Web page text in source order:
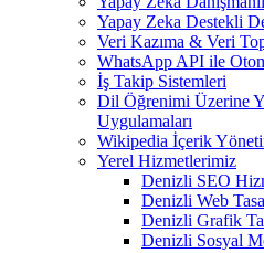
Yapay Zeka Destekli
Veri Kazıma & Veri
WhatsApp API ile
İş Takip Sistemleri
Dil Öğrenimi Üzerine
Uygulamaları
Wikipedia İçerik
Yerel Hizmetlerimiz
Denizli SEO
Denizli Web
Denizli Grafik
Denizli Sosyal